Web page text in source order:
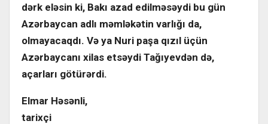
dərk eləsin ki, Bakı azad edilməsəydi bu gün
Azərbaycan adlı məmləkətin varlığı da,
olmayacaqdı. Və ya Nuri paşa qızıl üçün
Azərbaycanı xilas etsəydi Tağıyevdən də,
açarları götürərdi.
Elmar Həsənli,
tarixçi